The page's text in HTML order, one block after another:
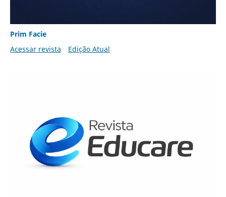
Prim Facie
Acessar revista
Edição Atual